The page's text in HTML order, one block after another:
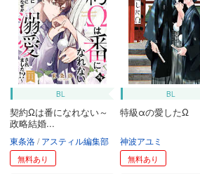
BL
契約Ωは番になれない～
政略結婚...
東条洛 アスティル編集部
無料あり
BL
特級αの愛したΩ
神波アユミ
無料あり